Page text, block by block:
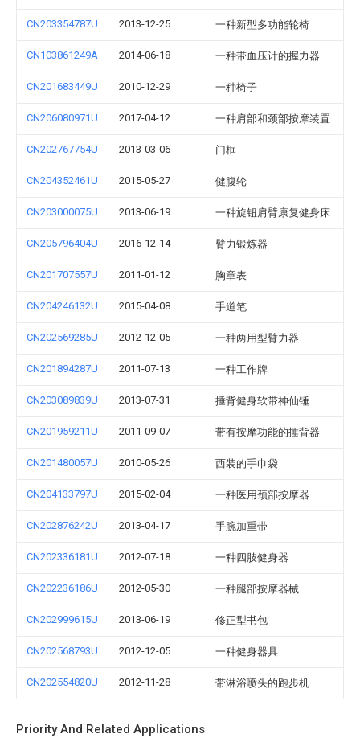
CN203354787U 2013-12-25 一种新型多功能轮椅
CN103861249A 2014-06-18 一种带血压计的握力器
CN201683449U 2010-12-29 一种椅子
CN206080971U 2017-04-12 一种肩部和颈部按摩装置
CN202767754U 2013-03-06 门框
CN204352461U 2015-05-27 健腹轮
CN203000075U 2013-06-19 一种旋钮肩臂康复健身床
CN205796404U 2016-12-14 臂力锻炼器
CN201707557U 2011-01-12 胸章表
CN204246132U 2015-04-08 手道笔
CN202569285U 2012-12-05 一种两用型臂力器
CN201894287U 2011-07-13 一种工作牌
CN203089839U 2013-07-31 捶背健身软带神仙锤
CN201959211U 2011-09-07 带有按摩功能的捶背器
CN201480057U 2010-05-26 西装的手巾袋
CN204133797U 2015-02-04 一种医用颈部按摩器
CN202876242U 2013-04-17 手腕加重带
CN202336181U 2012-07-18 一种四肢健身器
CN202236186U 2012-05-30 一种腿部按摩器械
CN202999615U 2013-06-19 修正型书包
CN202568793U 2012-12-05 一种健身器具
CN202554820U 2012-11-28 带淋浴喷头的跑步机
Priority And Related Applications